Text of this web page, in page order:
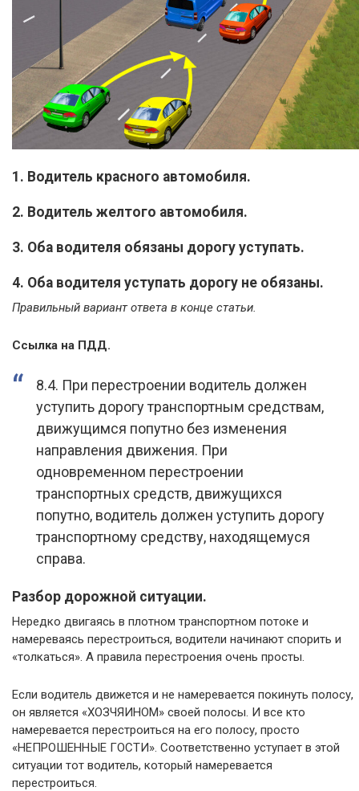
1. Водитель красного автомобиля.
2. Водитель желтого автомобиля.
3. Оба водителя обязаны дорогу уступать.
4. Оба водителя уступать дорогу не обязаны.
Правильный вариант ответа в конце статьи.
Ссылка на ПДД.
8.4. При перестроении водитель должен
уступить дорогу транспортным средствам,
движущимся попутно без изменения
направления движения. При
одновременном перестроении
транспортных средств, движущихся
попутно, водитель должен уступить дорогу
транспортному средству, находящемуся
справа.
Разбор дорожной ситуации.
Нередко двигаясь в плотном транспортном потоке и
намереваясь перестроиться, водители начинают спорить и
«толкаться». А правила перестроения очень просты.
Если водитель движется и не намеревается покинуть полосу,
он является «ХОЗЧЯИНОМ» своей полосы. И все кто
намеревается перестроиться на его полосу, просто
«НЕПРОШЕННЫЕ ГОСТИ». Соответственно уступает в этой
ситуации тот водитель, который намеревается
перестроиться.